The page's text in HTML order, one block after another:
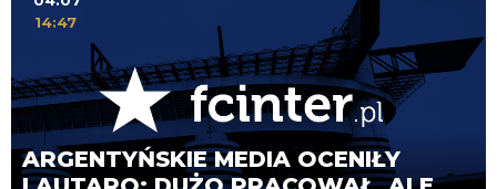
ARGENTYŃSKIE MEDIA OCENIŁY
14:47